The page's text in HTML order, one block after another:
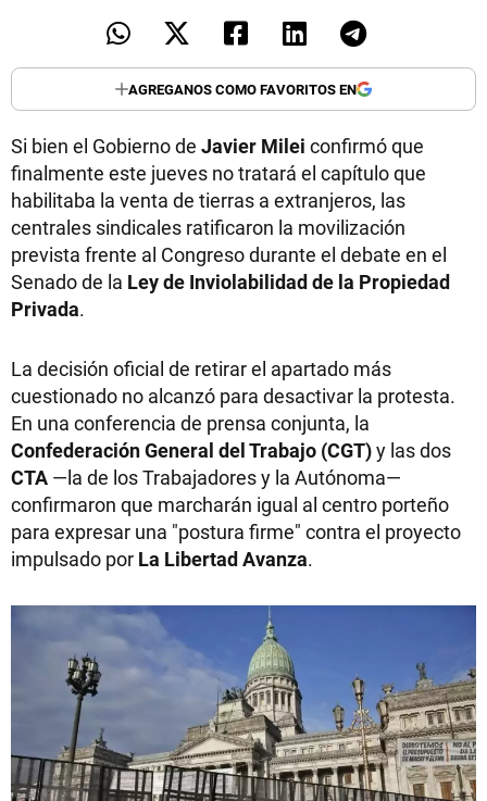
AGREGANOS COMO FAVORITOS EN
Si bien el Gobierno de Javier Milei confirmó que
finalmente este jueves no tratará el capítulo que
habilitaba la venta de tierras a extranjeros, las
centrales sindicales ratificaron la movilización
prevista frente al Congreso durante el debate en el
Senado de la Ley de Inviolabilidad de la Propiedad
Privada.
La decisión oficial de retirar el apartado más
cuestionado no alcanzó para desactivar la protesta.
En una conferencia de prensa conjunta, la
Confederación General del Trabajo (CGT)y las dos
CTA —la de los Trabajadores y la Autónoma—
confirmaron que marcharán igual al centro porteño
para expresar una "postura firme" contra el proyecto
impulsado por La Libertad Avanza.